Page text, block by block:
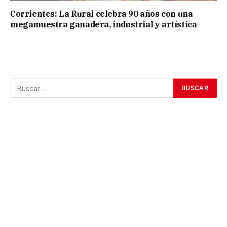
Corrientes: La Rural celebra 90 años con una
megamuestra ganadera, industrial y artística